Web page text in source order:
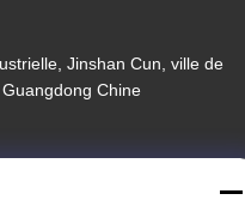
Jinshan Cun, ville de
Chine